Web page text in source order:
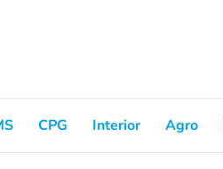
CPG Interior Agro